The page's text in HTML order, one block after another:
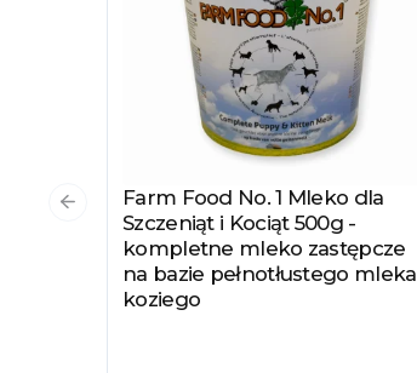
Zobacz produkt
Farm Food No. 1 Mleko dla
Szczeniąt i Kociąt 500g -
kompletne mleko zastępcze
na bazie pełnotłustego mleka
koziego
Poprzedni slajd